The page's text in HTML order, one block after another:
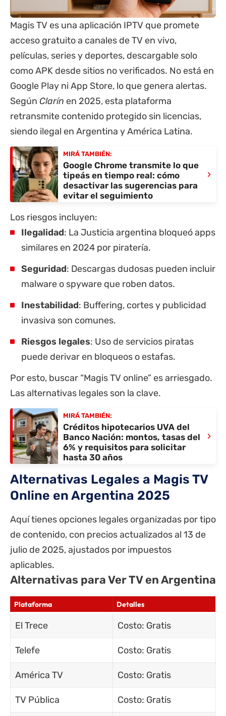
Magis TV es una aplicación IPTV que promete
acceso gratuito a canales de TV en vivo,
películas, series y deportes, descargable solo
como APK desde sitios no verificados. No está en
Google Play ni App Store, lo que genera alertas.
Según Clarín en 2025, esta plataforma
retransmite contenido protegido sin licencias,
siendo ilegal en Argentina y América Latina.
MIRÁ TAMBIÉN:
Google Chrome transmite lo que
tipeás en tiempo real: cómo
desactivar las sugerencias para
evitar el seguimiento
›
Los riesgos incluyen:
Ilegalidad: La Justicia argentina bloqueó apps
similares en 2024 por piratería.
Seguridad: Descargas dudosas pueden incluir
malware o spyware que roben datos.
Inestabilidad: Buffering, cortes y publicidad
invasiva son comunes.
Riesgos legales: Uso de servicios piratas
puede derivar en bloqueos o estafas.
Por esto, buscar “Magis TV online” es arriesgado.
Las alternativas legales son la clave.
MIRÁ TAMBIÉN:
Créditos hipotecarios UVA del
Banco Nación: montos, tasas del
6% y requisitos para solicitar
hasta 30 años
›
Alternativas Legales a Magis TV
Online en Argentina 2025
Aquí tienes opciones legales organizadas por tipo
de contenido, con precios actualizados al 13 de
julio de 2025, ajustados por impuestos
aplicables.
Alternativas para Ver TV en Argentina
Plataforma Detalles
El Trece Costo: Gratis
Telefe Costo: Gratis
América TV Costo: Gratis
TV Pública Costo: Gratis